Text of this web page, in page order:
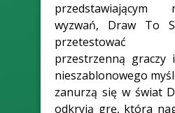
wyzwań, Draw To
przetestować
przestrzenną
nieszablonowego
zanurzą się w świat
odkryją grę, która